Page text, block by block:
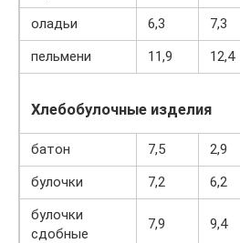
оладьи
6,3 7,3
пельмени
11,9 12,4
Хлебобулочные изделия
батон 7,5 2,9
булочки
7,2 6,2
булочки
сдобные
7,9 9,4